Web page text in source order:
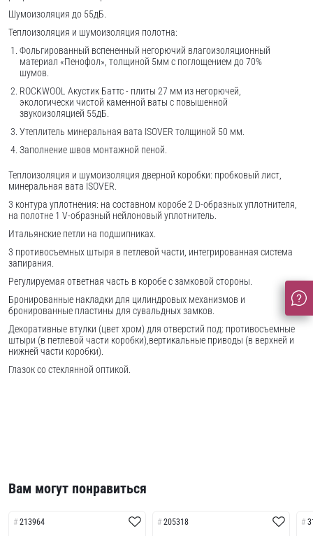
Шумоизоляция до 55дБ.
Теплоизоляция и шумоизоляция полотна:
Фольгированный вспененный негорючий влагоизоляционный
материал «Пенофол», толщиной 5мм с поглощением до 70%
шумов.
ROCKWOOL Акустик Баттс - плиты 27 мм из негорючей,
экологически чистой каменной ваты с повышенной
звукоизоляцией 55дБ.
Утеплитель минеральная вата ISOVER толщиной 50 мм.
Заполнение швов монтажной пеной.
Теплоизоляция и шумоизоляция дверной коробки: пробковый лист,
минеральная вата ISOVER.
3 контура уплотнения: на составном коробе 2 D-образных уплотнителя,
на полотне 1 V-образный нейлоновый уплотнитель.
Итальянские петли на подшипниках.
3 противосъемных штыря в петлевой части, интегрированная система
запирания.
Регулируемая ответная часть в коробе с замковой стороны.
Бронированные накладки для цилиндровых механизмов и
бронированные пластины для сувальдных замков.
Декоративные втулки (цвет хром) для отверстий под: противосъемные
штыри (в петлевой части коробки),вертикальные приводы (в верхней и
нижней части коробки).
Глазок со стеклянной оптикой.
Вам могут понравиться
213964 205318